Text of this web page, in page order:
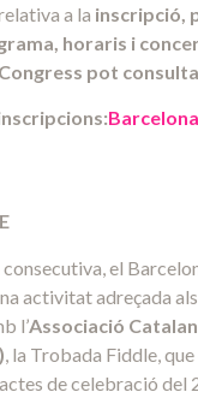
a la inscripció,
horaris i
pot
el
activitat adreçada
l’Associació
, la Trobada Fiddle,
de celebració del